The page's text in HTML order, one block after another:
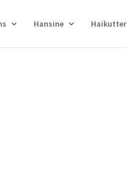
Hansine Haikutter